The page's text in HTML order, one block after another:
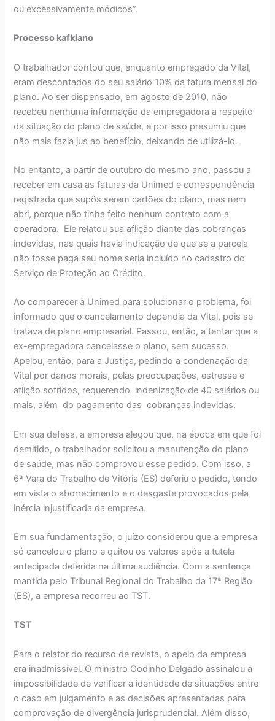
ou excessivamente módicos”.
Processo kafkiano
O trabalhador contou que, enquanto empregado da Vital,
eram descontados do seu salário 10% da fatura mensal do
plano. Ao ser dispensado, em agosto de 2010, não
recebeu nenhuma informação da empregadora a respeito
da situação do plano de saúde, e por isso presumiu que
não mais fazia jus ao benefício, deixando de utilizá-lo.
No entanto, a partir de outubro do mesmo ano, passou a
receber em casa as faturas da Unimed e correspondência
registrada que supôs serem cartões do plano, mas nem
abri, porque não tinha feito nenhum contrato com a
operadora. Ele relatou sua aflição diante das cobranças
indevidas, nas quais havia indicação de que se a parcela
não fosse paga seu nome seria incluído no cadastro do
Serviço de Proteção ao Crédito.
Ao comparecer à Unimed para solucionar o problema, foi
informado que o cancelamento dependia da Vital, pois se
tratava de plano empresarial. Passou, então, a tentar que a
ex-empregadora cancelasse o plano, sem sucesso.
Apelou, então, para a Justiça, pedindo a condenação da
Vital por danos morais, pelas preocupações, estresse e
aflição sofridos, requerendo indenização de 40 salários ou
mais, além do pagamento das cobranças indevidas.
Em sua defesa, a empresa alegou que, na época em que foi
demitido, o trabalhador solicitou a manutenção do plano
de saúde, mas não comprovou esse pedido. Com isso, a
6ª Vara do Trabalho de Vitória (ES) deferiu o pedido, tendo
em vista o aborrecimento e o desgaste provocados pela
inércia injustificada da empresa.
Em sua fundamentação, o juízo considerou que a empresa
só cancelou o plano e quitou os valores após a tutela
antecipada deferida na última audiência. Com a sentença
mantida pelo Tribunal Regional do Trabalho da 17ª Região
(ES), a empresa recorreu ao TST.
TST
Para o relator do recurso de revista, o apelo da empresa
era inadmissível. O ministro Godinho Delgado assinalou a
impossibilidade de verificar a identidade de situações entre
o caso em julgamento e as decisões apresentadas para
comprovação de divergência jurisprudencial. Além disso,